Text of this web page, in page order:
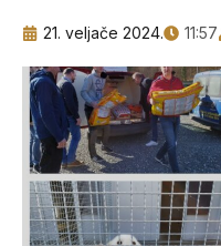
21. veljače 2024. 11:57